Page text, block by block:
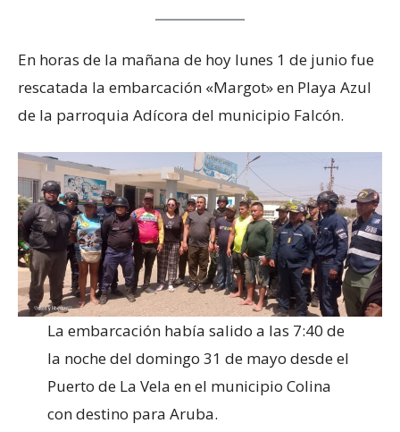
En horas de la mañana de hoy lunes 1 de junio fue
rescatada la embarcación «Margot» en Playa Azul
de la parroquia Adícora del municipio Falcón.
La embarcación había salido a las 7:40 de
la noche del domingo 31 de mayo desde el
Puerto de La Vela en el municipio Colina
con destino para Aruba.